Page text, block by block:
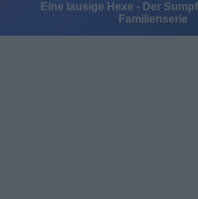
Eine lausige Hexe - Der
Familienserie